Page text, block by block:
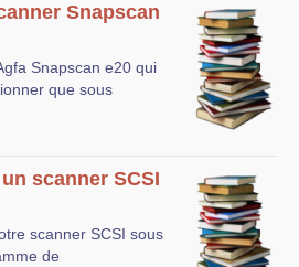
Snapscan
Snapscan e20 qui
que sous
scanner SCSI
scanner SCSI sous
de